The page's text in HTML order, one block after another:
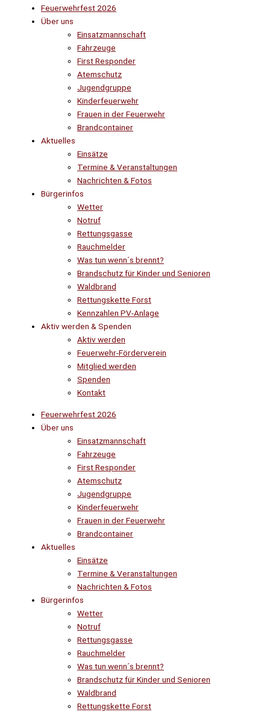
Feuerwehrfest 2026
Über uns
Einsatzmannschaft
Fahrzeuge
First Responder
Atemschutz
Jugendgruppe
Kinderfeuerwehr
Frauen in der Feuerwehr
Brandcontainer
Aktuelles
Einsätze
Termine & Veranstaltungen
Nachrichten & Fotos
Bürgerinfos
Wetter
Notruf
Rettungsgasse
Rauchmelder
Was tun wenn´s brennt?
Brandschutz für Kinder und Senioren
Waldbrand
Rettungskette Forst
Kennzahlen PV-Anlage
Aktiv werden & Spenden
Aktiv werden
Feuerwehr-Förderverein
Mitglied werden
Spenden
Kontakt
Feuerwehrfest 2026
Über uns
Einsatzmannschaft
Fahrzeuge
First Responder
Atemschutz
Jugendgruppe
Kinderfeuerwehr
Frauen in der Feuerwehr
Brandcontainer
Aktuelles
Einsätze
Termine & Veranstaltungen
Nachrichten & Fotos
Bürgerinfos
Wetter
Notruf
Rettungsgasse
Rauchmelder
Was tun wenn´s brennt?
Brandschutz für Kinder und Senioren
Waldbrand
Rettungskette Forst